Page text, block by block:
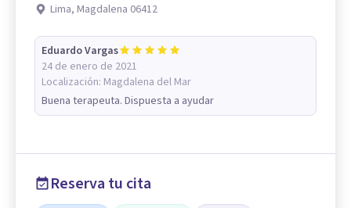
Lima, Magdalena 06412
Eduardo Vargas
24 de enero de 2021
Localización: Magdalena del Mar
Buena terapeuta. Dispuesta a ayudar
Reserva tu cita